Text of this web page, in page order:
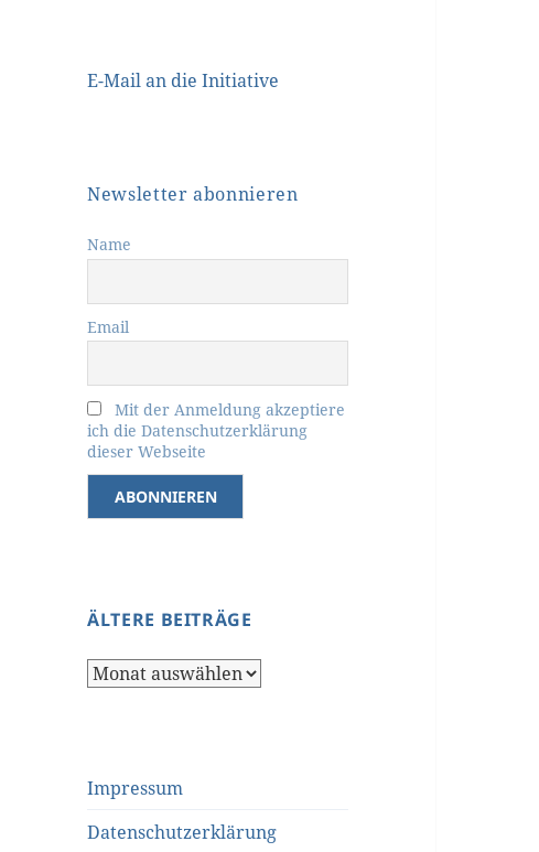
E-Mail an die Initiative
Newsletter abonnieren
Name
Email
Mit der Anmeldung akzeptiere
ich die Datenschutzerklärung
dieser Webseite
ÄLTERE BEITRÄGE
Ältere
Impressum
Datenschutzerklärung